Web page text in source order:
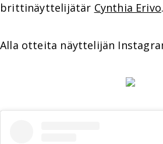
brittinäyttelijätär Cynthia Erivo.
Alla otteita näyttelijän